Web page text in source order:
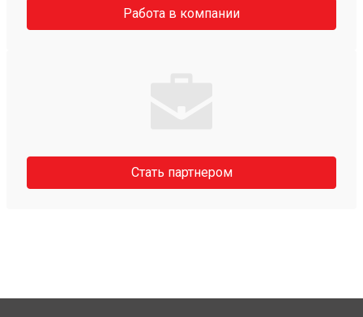
Работа в компании
Стать партнером